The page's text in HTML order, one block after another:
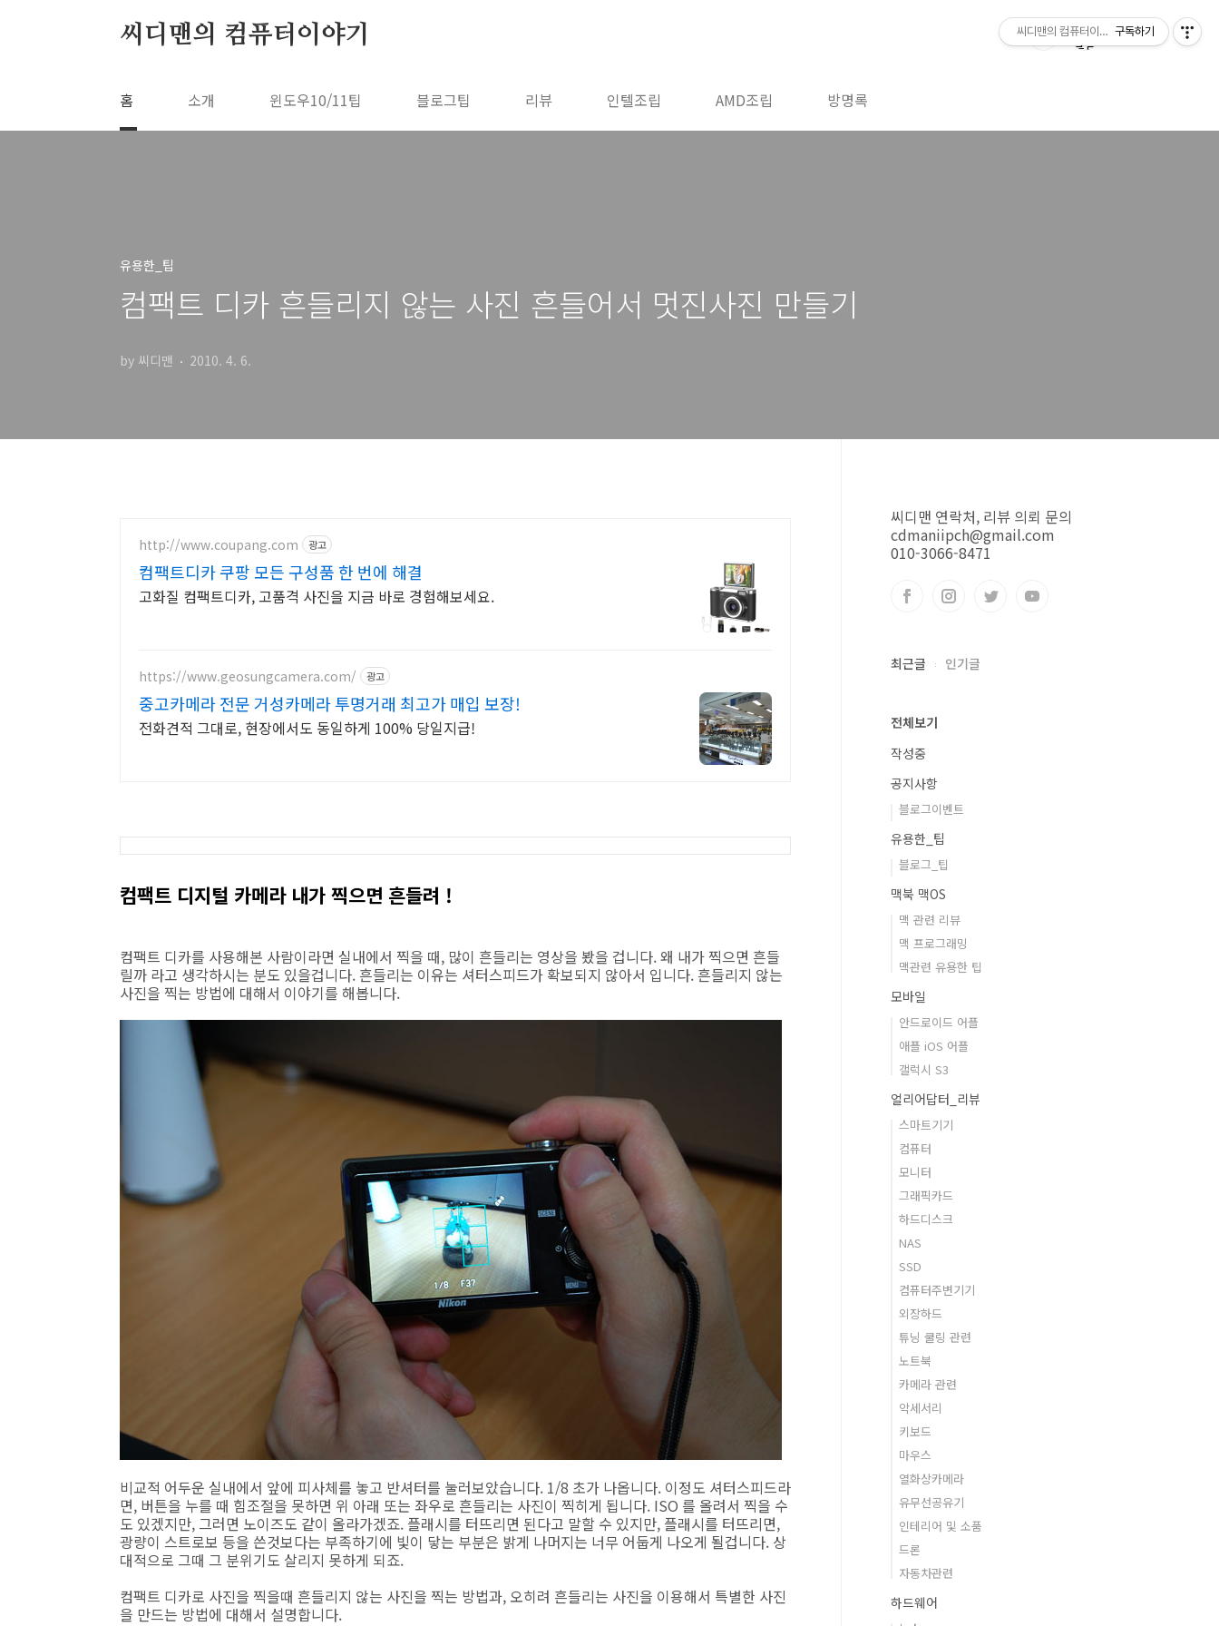
씨디맨의 컴퓨터이야기
홈 소개 윈도우10/11팁 블로그팁 리뷰 인텔조립 AMD조립 방명록
유용한_팁
컴팩트 디카 흔들리지 않는 사진 흔들어서 멋진사진 만들기
by 씨디맨 2010. 4. 6.
http://www.coupang.com 광고
컴팩트디카 쿠팡 모든 구성품 한 번에 해결
고화질 컴팩트디카, 고품격 사진을 지금 바로 경험해보세요.
https://www.geosungcamera.com/ 광고
중고카메라 전문 거성카메라 투명거래 최고가 매입 보장!
전화견적 그대로, 현장에서도 동일하게 100% 당일지급!
컴팩트 디지털 카메라 내가 찍으면 흔들려 !
컴팩트 디카를 사용해본 사람이라면 실내에서 찍을 때, 많이 흔들리는 영상을 봤을 겁니다. 왜 내가 찍으면 흔들
릴까 라고 생각하시는 분도 있을겁니다. 흔들리는 이유는 셔터스피드가 확보되지 않아서 입니다. 흔들리지 않는
사진을 찍는 방법에 대해서 이야기를 해봅니다.
비교적 어두운 실내에서 앞에 피사체를 놓고 반셔터를 눌러보았습니다. 1/8 초가 나옵니다. 이정도 셔터스피드라
면, 버튼을 누를 때 힘조절을 못하면 위 아래 또는 좌우로 흔들리는 사진이 찍히게 됩니다. ISO 를 올려서 찍을 수
도 있겠지만, 그러면 노이즈도 같이 올라가겠죠. 플래시를 터뜨리면 된다고 말할 수 있지만, 플래시를 터뜨리면,
광량이 스트로보 등을 쓴것보다는 부족하기에 빛이 닿는 부분은 밝게 나머지는 너무 어둡게 나오게 될겁니다. 상
대적으로 그때 그 분위기도 살리지 못하게 되죠.
컴팩트 디카로 사진을 찍을때 흔들리지 않는 사진을 찍는 방법과, 오히려 흔들리는 사진을 이용해서 특별한 사진
을 만드는 방법에 대해서 설명합니다.
씨디맨 연락처, 리뷰 의뢰 문의
cdmaniipch@gmail.com
010-3066-8471
최근글 인기글
전체보기
작성중
공지사항
블로그이벤트
유용한_팁
블로그_팁
맥북 맥OS
맥 관련 리뷰
맥 프로그래밍
맥관련 유용한 팁
모바일
안드로이드 어플
애플 iOS 어플
갤럭시 S3
얼리어답터_리뷰
스마트기기
컴퓨터
모니터
그래픽카드
하드디스크
NAS
SSD
컴퓨터주변기기
외장하드
튜닝 쿨링 관련
노트북
카메라 관련
악세서리
키보드
마우스
열화상카메라
유무선공유기
인테리어 및 소품
드론
자동차관련
하드웨어
씨디맨의 컴퓨터이야기구독하기